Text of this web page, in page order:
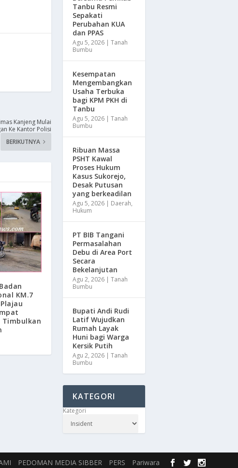
Kanjeng Mulai
Ke Kantor Polisi
BERIKUTNYA
KM.7
Timbulkan
Tanbu Resmi
Sepakati
Perubahan KUA
dan PPAS
Agu 5, 2026| Tanah
Bumbu
Kesempatan
Mengembangkan
Usaha Terbuka
bagi KPM PKH di
Tanbu
Agu 5, 2026| Tanah
Bumbu
Ribuan Massa
PSHT Kawal
Proses Hukum
Kasus Sukorejo,
Desak Putusan
yang berkeadilan
Agu 5, 2026| Daerah,
Hukum
PT BIB Tangani
Permasalahan
Debu di Area Port
Secara
Bekelanjutan
Agu 2, 2026| Tanah
Bumbu
Bupati Andi Rudi
Latif Wujudkan
Rumah Layak
Huni bagi Warga
Kersik Putih
Agu 2, 2026| Tanah
Bumbu
KATEGORI
Kategori
PEDOMAN MEDIA SIBBER PERS Pariwara